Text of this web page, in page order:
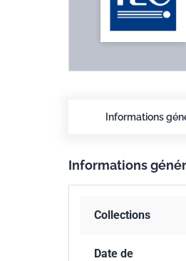
Informations
Informations
Collections
Date de